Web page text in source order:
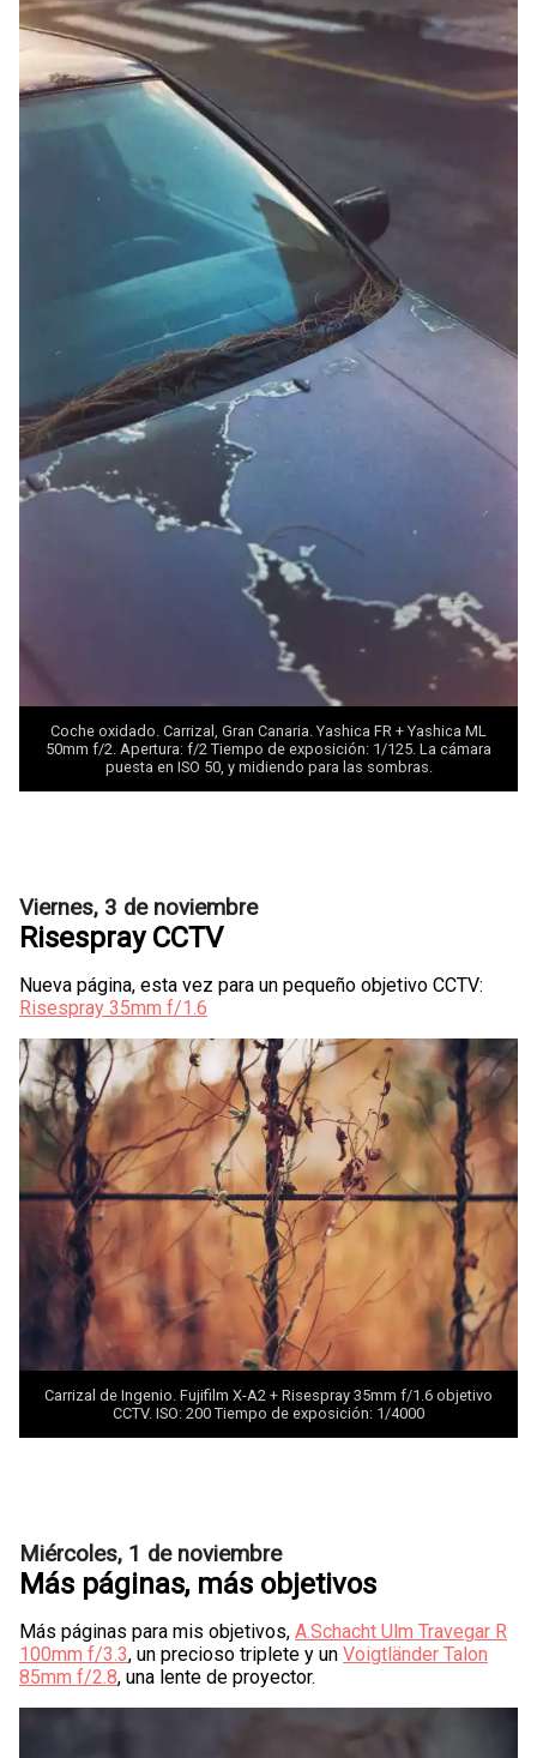
Coche oxidado. Carrizal, Gran Canaria. Yashica FR + Yashica ML
50mm f/2 . Apertura: f/2 Tiempo de exposición: 1/125. La cámara
puesta en ISO 50, y midiendo para las sombras.
Viernes, 3 de noviembre
Risespray CCTV
Nueva página, esta vez para un pequeño objetivo CCTV:
Risespray 35mm f/1.6
Carrizal de Ingenio. Fujifilm X-A2 + Risespray 35mm f/1.6 objetivo
CCTV. ISO: 200 Tiempo de exposición: 1/4000
Miércoles, 1 de noviembre
Más páginas, más objetivos
Más páginas para mis objetivos, A.Schacht Ulm Travegar R
100mm f/3.3, un precioso triplete y un Voigtländer Talon
85mm f/2.8, una lente de proyector.